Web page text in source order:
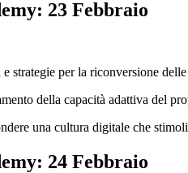
23 Febbraio
e strategie per la riconversione
della capacità adattiva del
una cultura digitale che
24 Febbraio